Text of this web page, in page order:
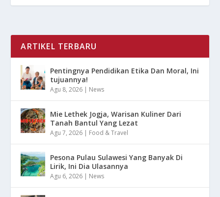
ARTIKEL TERBARU
Pentingnya Pendidikan Etika Dan Moral, Ini
tujuannya!
Agu 8, 2026 | News
Mie Lethek Jogja, Warisan Kuliner Dari
Tanah Bantul Yang Lezat
Agu 7, 2026 | Food & Travel
Pesona Pulau Sulawesi Yang Banyak Di
Lirik, Ini Dia Ulasannya
Agu 6, 2026 | News